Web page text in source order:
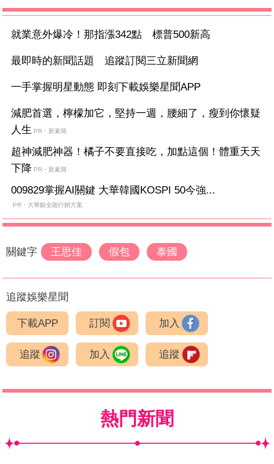
就業意外爆冷！那指漲342點 標普500新高
最即時的新聞話題 追蹤訂閱三立新聞網
一手掌握明星動態 即刻下載娛樂星聞APP
減肥首選，檸檬加它，堅持一週，腰細了，瘦到你懷疑
人生 PR・新素簡
超神減肥神器！橘子不要直接吃，加點這個！體重天天
下降 PR・新素簡
009829掌握AI關鍵 大華韓國KOSPI 50今強...
PR・大華銀全能行銷方案
關鍵字 王思佳 假包 泰國
追蹤娛樂星聞
下載APP 訂閱 加入
追蹤 加入 追蹤
熱門新聞